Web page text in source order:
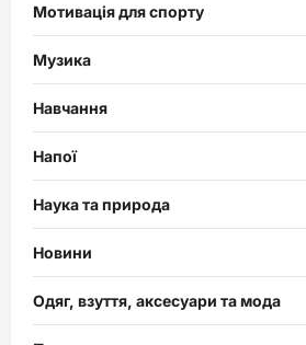
Мотивація для спорту
Музика
Навчання
Напої
Наука та природа
Новини
Одяг, взуття, аксесуари та мода